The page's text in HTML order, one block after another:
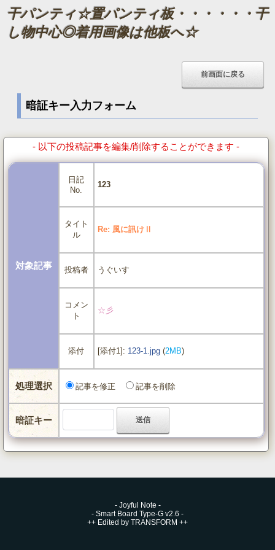
干パンティ☆置パンティ板・・・・・・干
し物中心◎着用画像は他板へ☆
暗証キー入力フォーム
- 以下の投稿記事を編集/削除することができます -
対象記事
日記
No.
123
タイト
ル
Re: 風に訊けⅡ
投稿者 うぐいす
コメン
ト
☆彡
添付 [添付1]: 123-1.jpg(2MB)
処理選択 記事を修正 記事を削除
暗証キー
- Joyful Note -
- Smart Board Type-G v2.6 -
++ Edited by TRANSFORM ++